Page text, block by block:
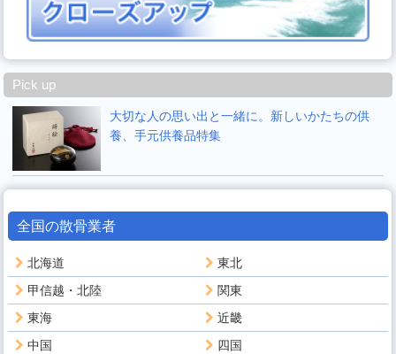
Pick up
大切な人の思い出と一緒に。新しいかたちの供
養、手元供養品特集
全国の散骨業者
北海道
東北
甲信越・北陸
関東
東海
近畿
中国
四国